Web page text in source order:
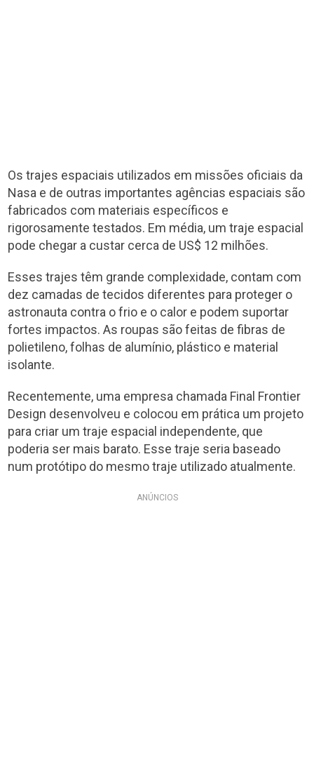
Os trajes espaciais utilizados em missões oficiais da
Nasa e de outras importantes agências espaciais são
fabricados com materiais específicos e
rigorosamente testados. Em média, um traje espacial
pode chegar a custar cerca de US$ 12 milhões.
Esses trajes têm grande complexidade, contam com
dez camadas de tecidos diferentes para proteger o
astronauta contra o frio e o calor e podem suportar
fortes impactos. As roupas são feitas de fibras de
polietileno, folhas de alumínio, plástico e material
isolante.
Recentemente, uma empresa chamada Final Frontier
Design desenvolveu e colocou em prática um projeto
para criar um traje espacial independente, que
poderia ser mais barato. Esse traje seria baseado
num protótipo do mesmo traje utilizado atualmente.
ANÚNCIOS